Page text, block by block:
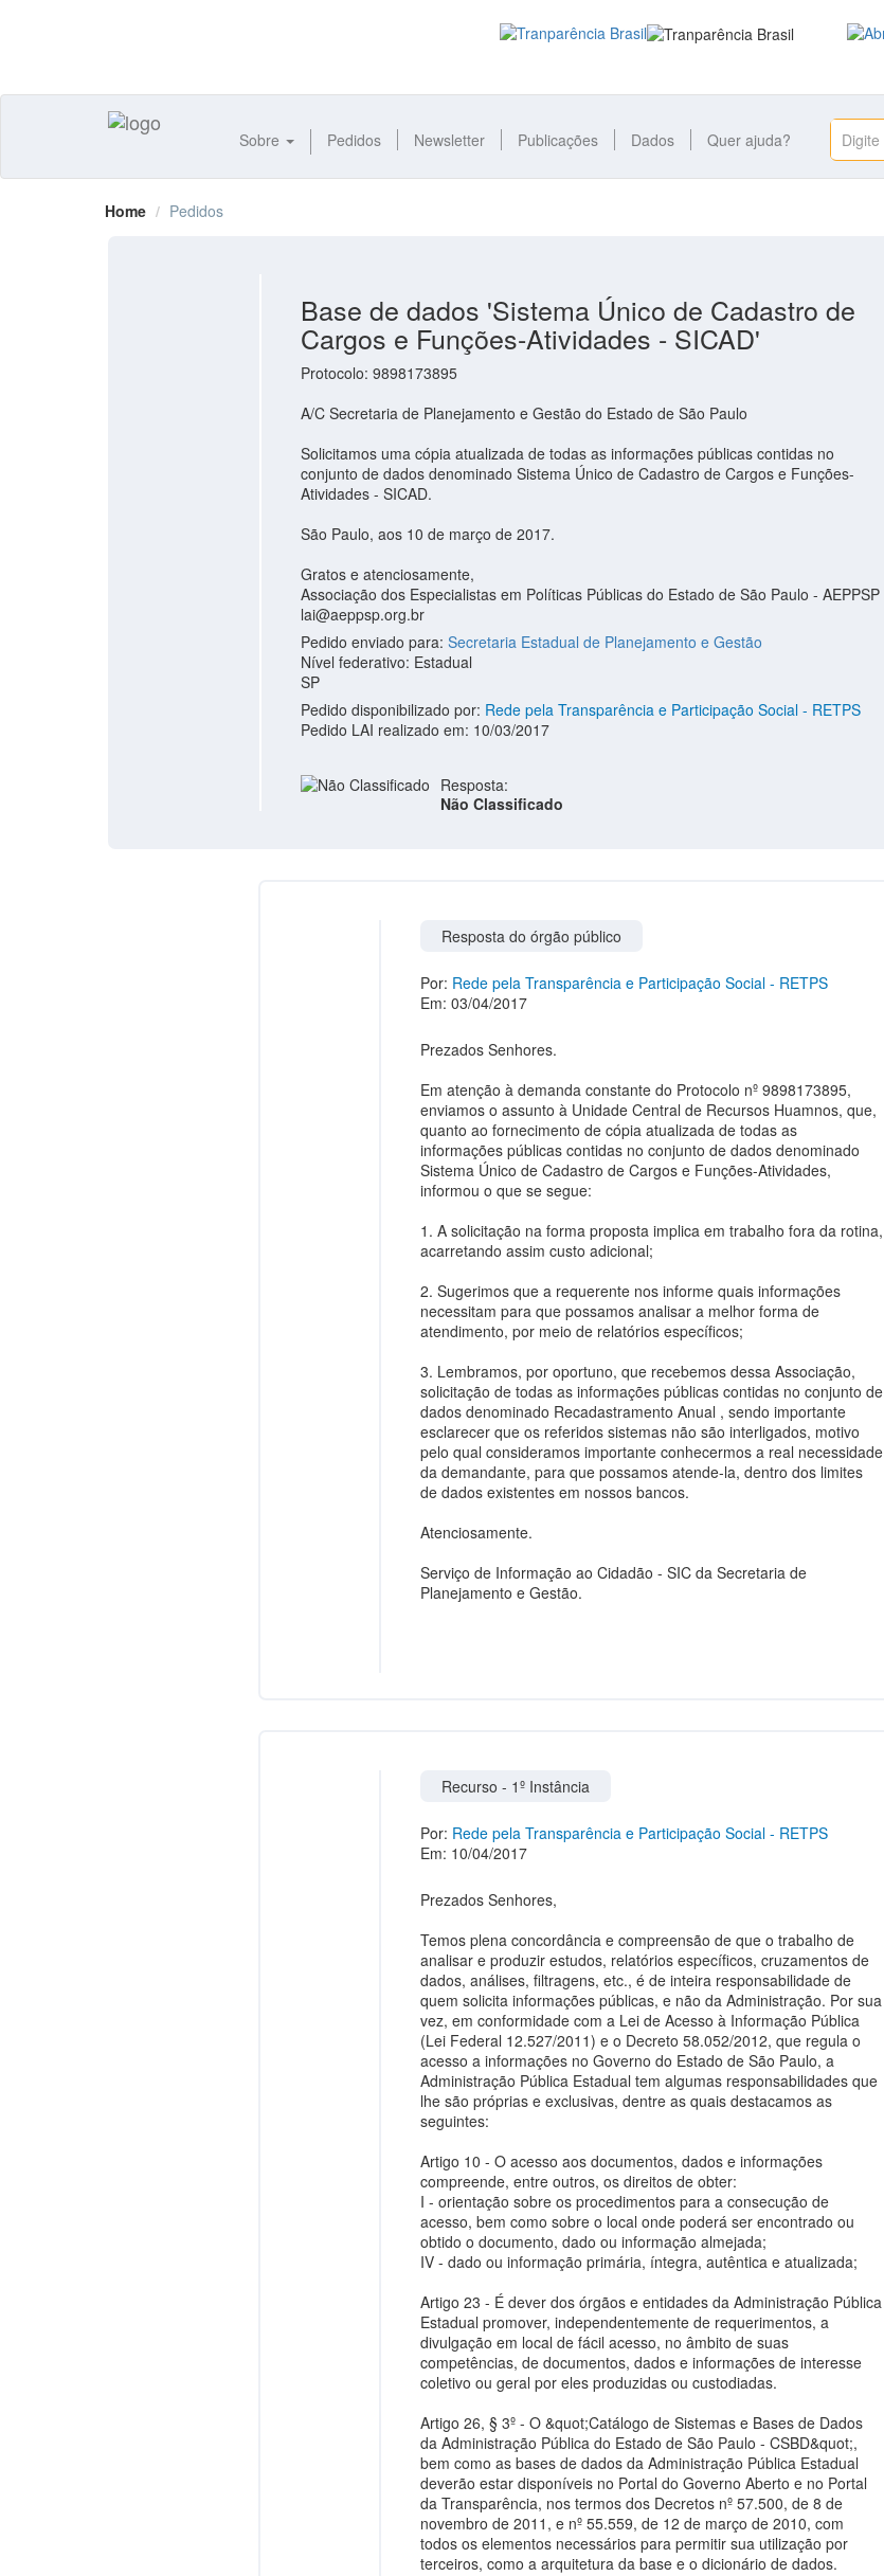
Sobre Pedidos Newsletter Publicações Dados Quer ajuda?
Home Pedidos
Base de dados 'Sistema Único de Cadastro de
Cargos e Funções-Atividades - SICAD'
Protocolo: 9898173895
A/C Secretaria de Planejamento e Gestão do Estado de São Paulo
Solicitamos uma cópia atualizada de todas as informações públicas contidas no
conjunto de dados denominado Sistema Único de Cadastro de Cargos e Funções-
Atividades - SICAD.
São Paulo, aos 10 de março de 2017.
Gratos e atenciosamente,
Associação dos Especialistas em Políticas Públicas do Estado de São Paulo - AEPPSP
lai@aeppsp.org.br
Pedido enviado para: Secretaria Estadual de Planejamento e Gestão
Nível federativo: Estadual
SP
Pedido disponibilizado por: Rede pela Transparência e Participação Social - RETPS
Pedido LAI realizado em: 10/03/2017
Resposta:
Não Classificado
Resposta do órgão público
Por: Rede pela Transparência e Participação Social - RETPS
Em: 03/04/2017
Prezados Senhores.
Em atenção à demanda constante do Protocolo nº 9898173895,
enviamos o assunto à Unidade Central de Recursos Huamnos, que,
quanto ao fornecimento de cópia atualizada de todas as
informações públicas contidas no conjunto de dados denominado
Sistema Único de Cadastro de Cargos e Funções-Atividades,
informou o que se segue:
1. A solicitação na forma proposta implica em trabalho fora da rotina,
acarretando assim custo adicional;
2. Sugerimos que a requerente nos informe quais informações
necessitam para que possamos analisar a melhor forma de
atendimento, por meio de relatórios específicos;
3. Lembramos, por oportuno, que recebemos dessa Associação,
solicitação de todas as informações públicas contidas no conjunto de
dados denominado Recadastramento Anual , sendo importante
esclarecer que os referidos sistemas não são interligados, motivo
pelo qual consideramos importante conhecermos a real necessidade
da demandante, para que possamos atende-la, dentro dos limites
de dados existentes em nossos bancos.
Atenciosamente.
Serviço de Informação ao Cidadão - SIC da Secretaria de
Planejamento e Gestão.
Recurso - 1º Instância
Por: Rede pela Transparência e Participação Social - RETPS
Em: 10/04/2017
Prezados Senhores,
Temos plena concordância e compreensão de que o trabalho de
analisar e produzir estudos, relatórios específicos, cruzamentos de
dados, análises, filtragens, etc., é de inteira responsabilidade de
quem solicita informações públicas, e não da Administração. Por sua
vez, em conformidade com a Lei de Acesso à Informação Pública
(Lei Federal 12.527/2011) e o Decreto 58.052/2012, que regula o
acesso a informações no Governo do Estado de São Paulo, a
Administração Pública Estadual tem algumas responsabilidades que
lhe são próprias e exclusivas, dentre as quais destacamos as
seguintes:
Artigo 10 - O acesso aos documentos, dados e informações
compreende, entre outros, os direitos de obter:
I - orientação sobre os procedimentos para a consecução de
acesso, bem como sobre o local onde poderá ser encontrado ou
obtido o documento, dado ou informação almejada;
IV - dado ou informação primária, íntegra, autêntica e atualizada;
Artigo 23 - É dever dos órgãos e entidades da Administração Pública
Estadual promover, independentemente de requerimentos, a
divulgação em local de fácil acesso, no âmbito de suas
competências, de documentos, dados e informações de interesse
coletivo ou geral por eles produzidas ou custodiadas.
Artigo 26, § 3º - O &quot;Catálogo de Sistemas e Bases de Dados
da Administração Pública do Estado de São Paulo - CSBD&quot;,
bem como as bases de dados da Administração Pública Estadual
deverão estar disponíveis no Portal do Governo Aberto e no Portal
da Transparência, nos termos dos Decretos nº 57.500, de 8 de
novembro de 2011, e nº 55.559, de 12 de março de 2010, com
todos os elementos necessários para permitir sua utilização por
terceiros, como a arquitetura da base e o dicionário de dados.